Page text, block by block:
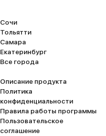
Сочи
Тольятти
Самара
Екатеринбург
Все города
Описание продукта
Политика
конфиденциальности
Правила работы программы
Пользовательское
соглашение